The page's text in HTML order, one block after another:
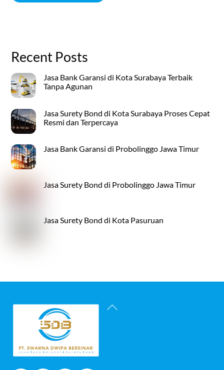
Recent Posts
Jasa Bank Garansi di Kota Surabaya Terbaik
Tanpa Agunan
Jasa Surety Bond di Kota Surabaya Proses Cepat
Resmi dan Terpercaya
Jasa Bank Garansi di Probolinggo Jawa Timur
Jasa Surety Bond di Probolinggo Jawa Timur
Jasa Surety Bond di Kota Pasuruan
Back